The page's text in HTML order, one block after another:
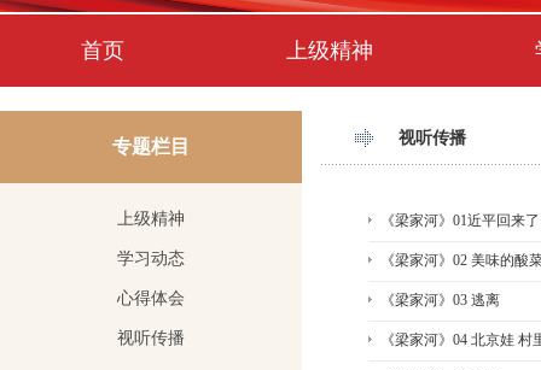
首页 上级精神
专题栏目
上级精神
学习动态
心得体会
视听传播
视听传播
《梁家河》01近平回来了
《梁家河》02 美味的酸
《梁家河》03 逃离
《梁家河》04 北京娃 村